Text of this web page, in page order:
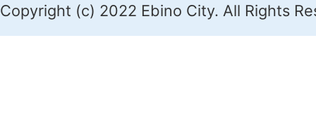
Copyright (c) 2022 Ebino City. All Rights